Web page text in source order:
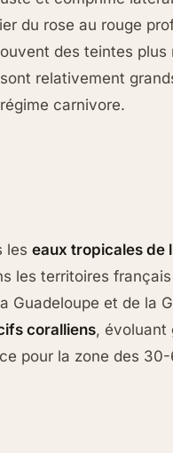
du rose au rouge
des teintes
relativement
carnivore.
les eaux tropicales de
les territoires
Guadeloupe et de la
coralliens, évoluant
pour la zone des